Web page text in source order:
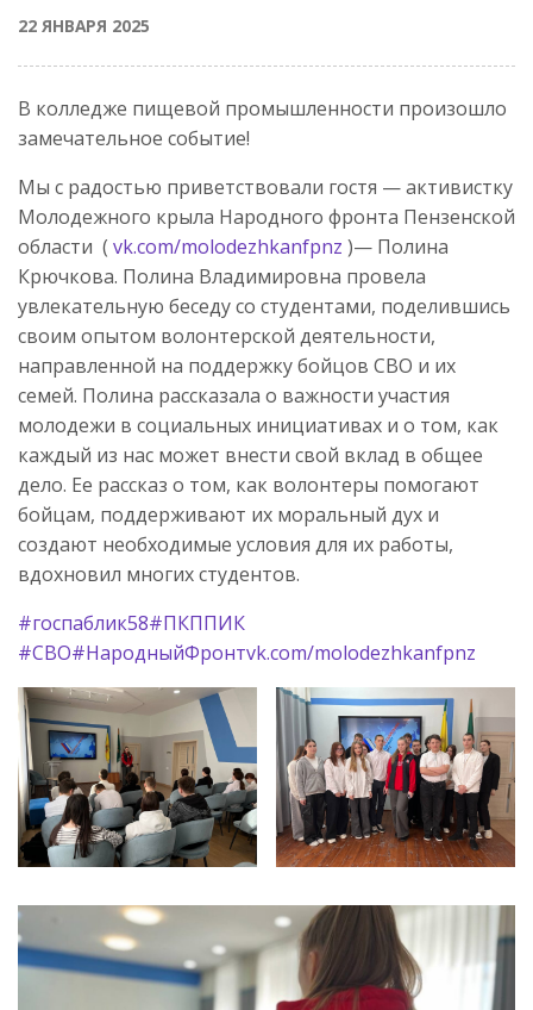
22 ЯНВАРЯ 2025
В колледже пищевой промышленности произошло
замечательное событие!
Мы с радостью приветствовали гостя — активистку
Молодежного крыла Народного фронта Пензенской
области ( vk.com/molodezhkanfpnz )— Полина
Крючкова. Полина Владимировна провела
увлекательную беседу со студентами, поделившись
своим опытом волонтерской деятельности,
направленной на поддержку бойцов СВО и их
семей. Полина рассказала о важности участия
молодежи в социальных инициативах и о том, как
каждый из нас может внести свой вклад в общее
дело. Ее рассказ о том, как волонтеры помогают
бойцам, поддерживают их моральный дух и
создают необходимые условия для их работы,
вдохновил многих студентов.
#госпаблик58#ПКППИК
#СВО#НародныйФронтvk.com/molodezhkanfpnz